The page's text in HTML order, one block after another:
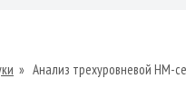
» Анализ трехуровневой НМ-